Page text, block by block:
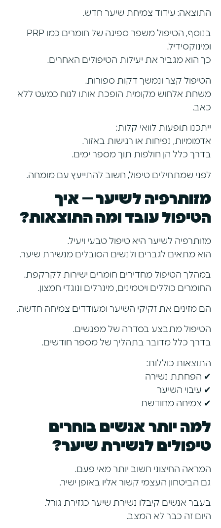
התוצאה: עידוד צמיחת שיער חדש.
בנוסף, הטיפול משפר ספיגה של חומרים כמו PRP
ומינוקסידיל.
כך הוא מגביר את יעילות הטיפולים האחרים.
הטיפול קצר ונמשך דקות ספורות.
משחת אלחוש מקומית הופכת אותו לנוח כמעט ללא
כאב.
ייתכנו תופעות לוואי קלות:
אדמומיות, נפיחות או רגישות באזור.
בדרך כלל הן חולפות תוך מספר ימים.
לפני שמתחילים טיפול, חשוב להתייעץ עם מומחה.
מזותרפיה לשיער – איך
הטיפול עובד ומה התוצאות?
מזותרפיה לשיער היא טיפול טבעי ויעיל.
הוא מתאים לגברים ולנשים הסובלים מנשירת שיער.
במהלך הטיפול מחדירים חומרים ישירות לקרקפת.
החומרים כוללים ויטמינים, מינרלים ונוגדי חמצון.
הם מזינים את זקיקי השיער ומעודדים צמיחה חדשה.
הטיפול מתבצע בסדרה של מפגשים.
בדרך כלל מדובר בתהליך של מספר חודשים.
התוצאות כוללות:
✔ הפחתת נשירה
✔ עיבוי השיער
✔ צמיחה מחודשת
למה יותר אנשים בוחרים
טיפולים לנשירת שיער?
המראה החיצוני חשוב יותר מאי פעם.
גם הביטחון העצמי קשור אליו באופן ישיר.
בעבר אנשים קיבלו נשירת שיער כגזירת גורל.
היום זה כבר לא המצב.